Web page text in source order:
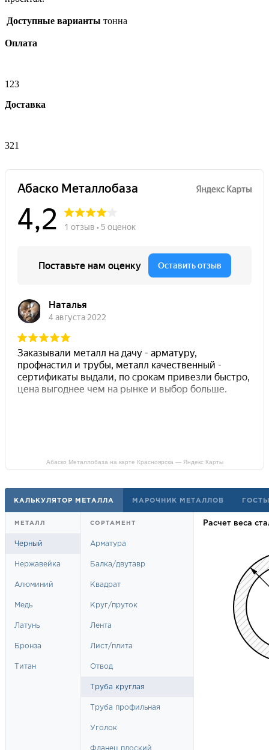
Доступные варианты тонна
Оплата
123
Доставка
321
Абаско Металлобаза на карте Красноярска — Яндекс Карты